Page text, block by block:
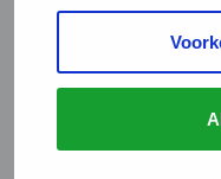
De Natuur en
Arthur van